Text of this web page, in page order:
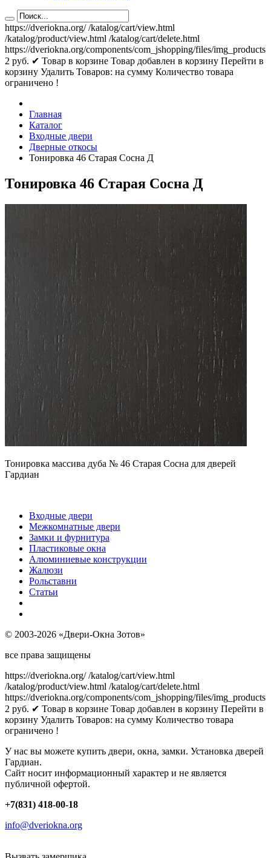
https://dveriokna.org/ /katalog/cart/view.html
/katalog/product/view.html /katalog/cart/delete.html
https://dveriokna.org/components/com_jshopping/files/img_products
2 руб. ✔ Товар в корзине Товар добавлен в корзину Перейти в
корзину Удалить Товаров: на сумму Количество товара
ограничено !
Главная
Каталог
Входные двери
Дверные откосы
Тонировка 46 Старая Сосна Д
Тонировка 46 Старая Сосна Д
Тонировка массива дуба № 46 Старая Сосна для дверей
Гардиан
Входные двери
Межкомнатные двери
Замки и фурнитура
Пластиковые окна
Алюминиевые конструкции
Жалюзи
Рольставни
Статьи
© 2003-2026 «Двери-Окна Зотов»
все права защищены
https://dveriokna.org/ /katalog/cart/view.html
/katalog/product/view.html /katalog/cart/delete.html
https://dveriokna.org/components/com_jshopping/files/img_products
2 руб. ✔ Товар в корзине Товар добавлен в корзину Перейти в
корзину Удалить Товаров: на сумму Количество товара
ограничено !
У нас вы можете купить двери, окна, замки. Установка дверей
Гардиан.
Сайт носит информационный характер и не является
публичной офертой.
+7(831) 418-00-18
info@dveriokna.org